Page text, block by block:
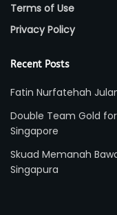
Terms of Use
Privacy Policy
Recent Posts
Fatin Nurfatehah
Double Team Gold for
Singapore
Skuad Memanah
Singapura